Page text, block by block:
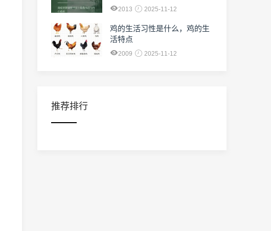
2013 2025-11-12
鸡的生活习性是什么，鸡的生
活特点
2009 2025-11-12
推荐排行